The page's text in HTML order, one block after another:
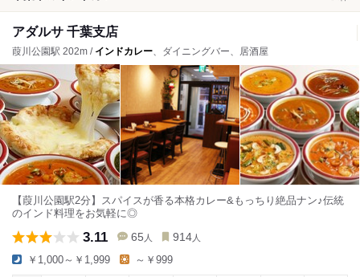
アダルサ 千葉支店
葭川公園駅 202m / インドカレー、ダイニングバー、居酒屋
【葭川公園駅2分】スパイスが香る本格カレー&もっちり絶品ナン♪伝統
のインド料理をお気軽に◎
3.11 65 人 914 人
￥1,000～￥1,999 ～￥999